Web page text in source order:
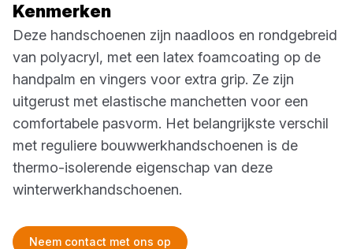
Kenmerken
Deze handschoenen zijn naadloos en rondgebreid
van polyacryl, met een latex foamcoating op de
handpalm en vingers voor extra grip. Ze zijn
uitgerust met elastische manchetten voor een
comfortabele pasvorm. Het belangrijkste verschil
met reguliere bouwwerkhandschoenen is de
thermo-isolerende eigenschap van deze
winterwerkhandschoenen.
Neem contact met ons op